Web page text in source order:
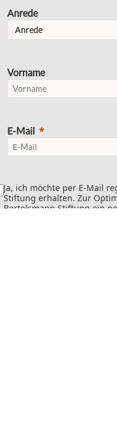
Anrede
Vorname
E-Mail
Ja, ich möchte per E-Mail
Stiftung erhalten. Zur
Bertelsmann Stiftung ein